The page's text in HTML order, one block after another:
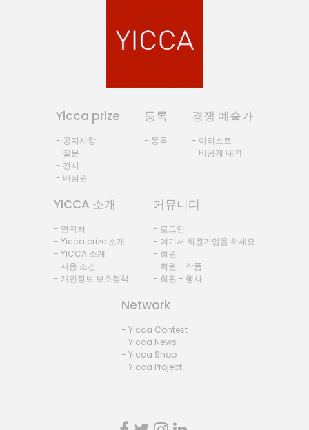
Yicca prize
- 공지사항
- 질문
- 전시
- 배심원
등록
- 등록
경쟁 예술가
- 아티스트
- 비공개 내역
YICCA 소개
- 연락처
- Yicca prize 소개
- YICCA 소개
- 사용 조건
- 개인정보 보호정책
커뮤니티
- 로그인
- 여기서 회원가입을 하세요
- 회원
- 회원 - 작품
- 회원 - 행사
Network
- Yicca Contest
- Yicca News
- Yicca Shop
- Yicca Project